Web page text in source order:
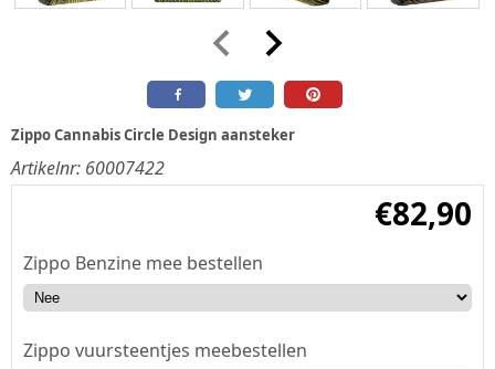
Zippo Cannabis Circle Design aansteker
Artikelnr: 60007422
€82,90
Zippo Benzine mee bestellen
Zippo vuursteentjes meebestellen